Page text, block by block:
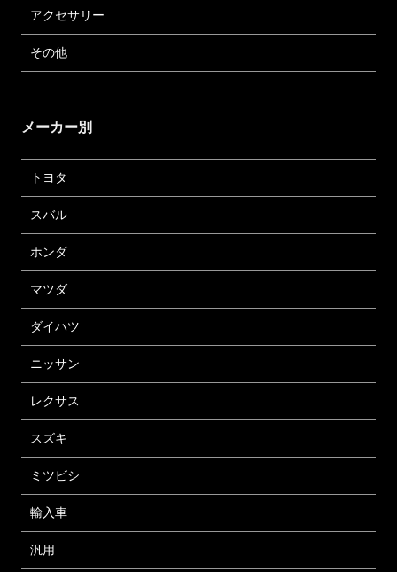
アクセサリー
その他
メーカー別
トヨタ
スバル
ホンダ
マツダ
ダイハツ
ニッサン
レクサス
スズキ
ミツビシ
輸入車
汎用